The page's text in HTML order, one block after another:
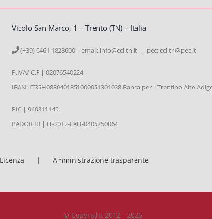
Vicolo San Marco, 1 – Trento (TN) – Italia
(+39) 0461 1828600 – email: info@cci.tn.it – pec: cci.tn@pec.it
P.IVA/ C.F | 02076540224
IBAN: IT36H0830401851000051301038 Banca per il Trentino Alto
PIC | 940811149
PADOR ID | IT-2012-EXH-0405750064
Licenza Amministrazione trasparente
© Copyright 2012 - 2026